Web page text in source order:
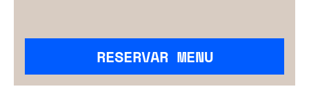
RESERVAR MENU